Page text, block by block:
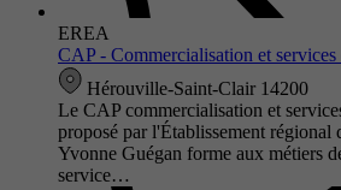
EREA
CAP - Commercialisation et services
Hérouville-Saint-Clair 14200
Le CAP commercialisation et
proposé par l'Établissement régional
Yvonne Guégan forme aux métiers
service…